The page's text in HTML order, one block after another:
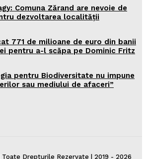
Comuna Zărand are nevoie de
dezvoltarea localității
771 de milioane de euro din banii
pentru a-l scăpa pe Dominic Fritz
pentru Biodiversitate nu impune
sau mediului de afaceri”
Drepturile Rezervate | 2019 - 2026